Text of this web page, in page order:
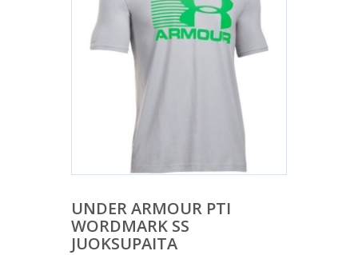
UNDER ARMOUR PTI
WORDMARK SS
JUOKSUPAITA